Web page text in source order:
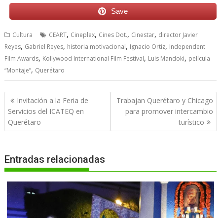
Save
Cultura CEART, Cineplex, Cines Dot., Cinestar, director Javier
Reyes, Gabriel Reyes, historia motivacional, Ignacio Ortiz, Independent
Film Awards, Kollywood International Film Festival, Luis Mandoki, película
“Montaje”, Querétaro
Navegación
de
entradas
Invitación a la Feria de
Servicios del ICATEQ en
Querétaro
Trabajan Querétaro y Chicago
para promover intercambio
turístico
Entradas relacionadas